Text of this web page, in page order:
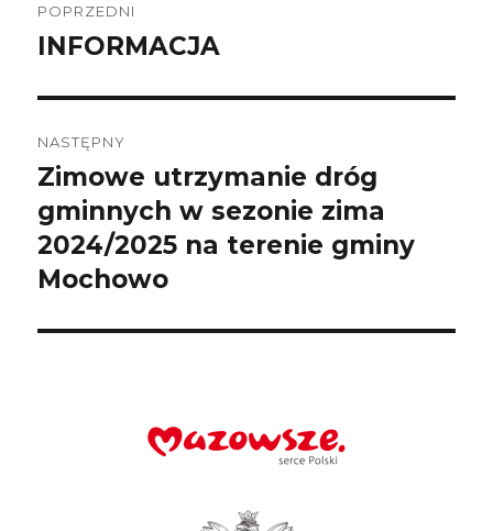
wpisu
POPRZEDNI
Poprzedni
INFORMACJA
NASTĘPNY
Następny
wpis:
Zimowe utrzymanie dróg
gminnych w sezonie zima
2024/2025 na terenie gminy
Mochowo